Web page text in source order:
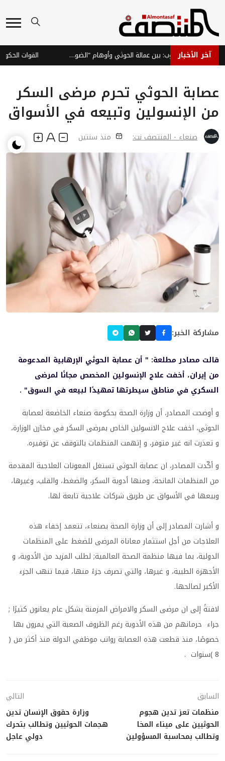
آخر الأخبار القرار اليمني المنهوب: بين عمالة الحوثي وأوهام "الضوء الأخضر"
عصابة الحوثي تحرم مرضى السكر
من الإنسولين وتبيعه في الأسواق
صنعاء - المنتصف نت: منذ سنتين
مشاركة الخبر:
قالت مصادر مطلعة: " أن عصابة الحوثي الإرهابية المدعومة
من إيران، أخفت علاج الإنسولين المخصص مجانًا لمرضى
السكري في مناطق سيطرتها تمهيدًا لبيعه في السوق" .
و أوضحت المصادر، أن وزارة الصحة بحكومة صنعاء الخاضعة لعصابة
الحوثي، اخفت علاج الانسولين الخاص بمرضى السكر في مخازن الوزارة،
و تعذرت انه غير متوفر، و إتهمت المنظمات بالتوقف عن توفيره.
و أكّدت المصادر، ان عصابة الحوثي تستغل المعونات العلاجية المقدمة
من المنظمات المانحة، ومنها أدوية السكر، والضغط، والقلب، وغيرها،
وبيعها في الأسواق عن طريق شركات علاجية تابعة لها.
و أشارت المصادر إلى أن وزارة الصحة بصنعاء، تتعمد إخفاء هذه
العلاجات من أجل استثمار معاناة المرضى للضغط على المنظمات
الدولية، بما فيها منظمة الصحة العالمية; لطلب المزيد من الأدوية، و
الأجهزة الطبية، و غيرها، والتي تصرف جزءً منها، فيما تنهب الجزء
الأكبر لصالحها.
لافتةً إلى ان مرضى السكر والامراض المزمنة بشكل عام يعانون كثيرًا ;
جراء حرمانهم من هذه الأدوية رغم الظروف الصعبة التي يمرون بها
خصوصًا، منذ قطعت هذه العصابة رواتب موظفي الدولة منذ أكثر من (
8 )سنوات .
السابق
منظمات تعز تدين هجوم
الحوثيين على ميناء المخا
وتطالب بمحاسبة المسؤولين
التالي
وزارة حقوق الإنسان تدين
هجمات الحوثيين وتطالب بتحرك
دولي عاجل